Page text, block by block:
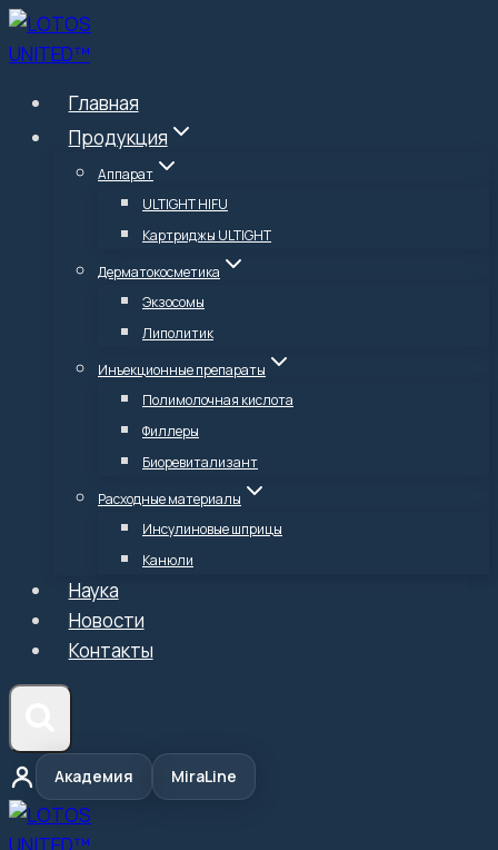
Перейти
к
Главная
Продукция
Аппарат
ULTIGHT HIFU
Картриджы ULTIGHT
Дерматокосметика
Экзосомы
Липолитик
Инъекционные препараты
Полимолочная кислота
Филлеры
Биоревитализант
Расходные материалы
Инсулиновые шприцы
Канюли
Наука
Новости
Контакты
Академия MiraLine